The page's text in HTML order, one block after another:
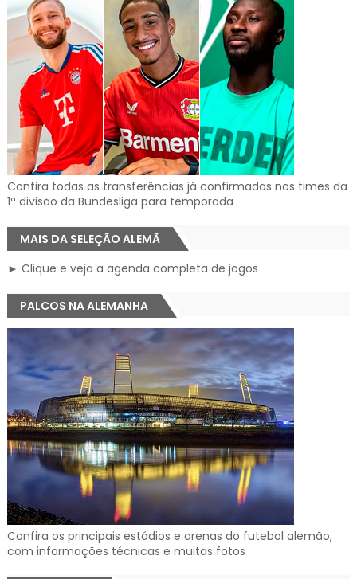
Confira todas as transferências já confirmadas nos times da
1ª divisão da Bundesliga para temporada
MAIS DA SELEÇÃO ALEMÃ
► Clique e veja a agenda completa de jogos
PALCOS NA ALEMANHA
Confira os principais estádios e arenas do futebol alemão,
com informações técnicas e muitas fotos